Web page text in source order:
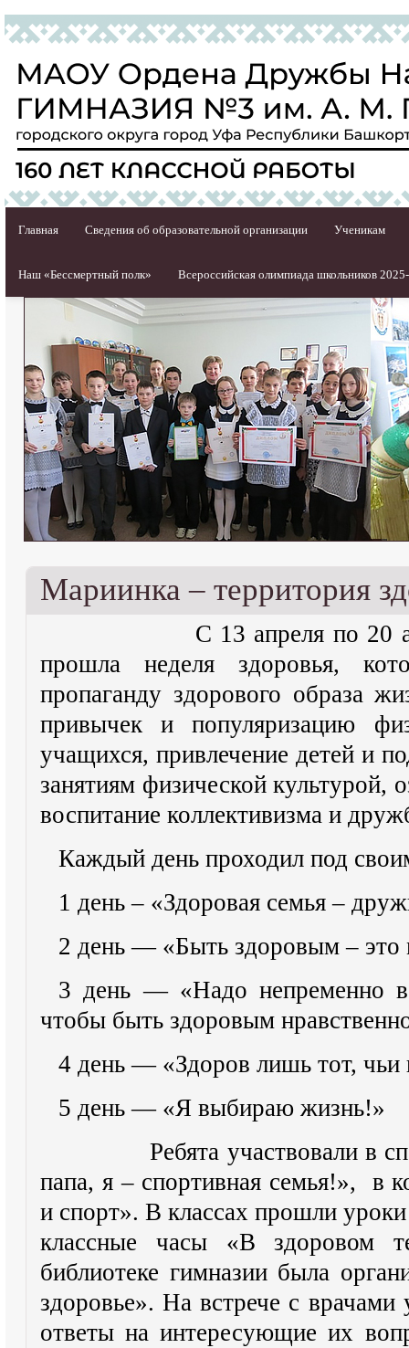
Главная Сведения об образовательной организации Ученикам
Наш «Бессмертный полк» Всероссийская олимпиада школьников
Мариинка – территория
С 13 апреля по 20
прошла неделя здоровья,
пропаганду здорового образа
привычек и популяризацию
учащихся, привлечение детей и
занятиям физической культурой,
воспитание коллективизма и
Каждый день проходил под
1 день – «Здоровая семья –
2 день — «Быть здоровым – это
3 день — «Надо непременно
чтобы быть здоровым
4 день — «Здоров лишь тот,
5 день — «Я выбираю жизнь!»
Ребята участвовали в
папа, я – спортивная семья!», в
и спорт». В классах прошли
классные часы «В здоровом
библиотеке гимназии была
здоровье». На встрече с
ответы на интересующие их